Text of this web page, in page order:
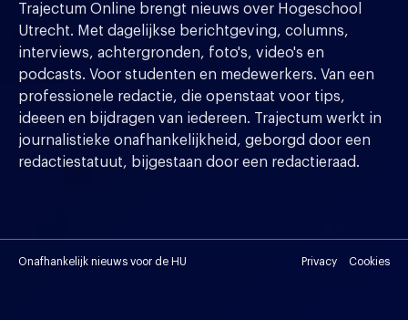
Trajectum Online brengt nieuws over Hogeschool
Utrecht. Met dagelijkse berichtgeving, columns,
interviews, achtergronden, foto's, video's en
podcasts. Voor studenten en medewerkers. Van een
professionele redactie, die openstaat voor tips,
ideeen en bijdragen van iedereen. Trajectum werkt in
journalistieke onafhankelijkheid, geborgd door een
redactiestatuut, bijgestaan door een redactieraad.
Onafhankelijk nieuws voor de HU Privacy Cookies